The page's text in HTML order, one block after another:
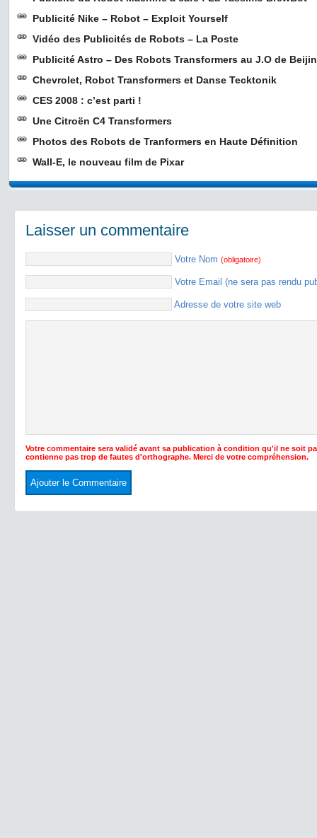
Publicité Nike – Robot – Exploit Yourself
Vidéo des Publicités de Robots – La Poste
Publicité Astro – Des Robots Transformers au J.O de
Chevrolet, Robot Transformers et Danse Tecktonik
CES 2008 : c’est parti !
Une Citroën C4 Transformers
Photos des Robots de Tranformers en Haute Définition
Wall-E, le nouveau film de Pixar
Laisser un commentaire
Votre Nom (obligatoire)
Votre Email (ne sera pas rendu
Adresse de votre site web
Votre commentaire sera validé avant sa publication à condition qu'il ne soit
contienne pas trop de fautes d'orthographe. Merci de votre compréhension.